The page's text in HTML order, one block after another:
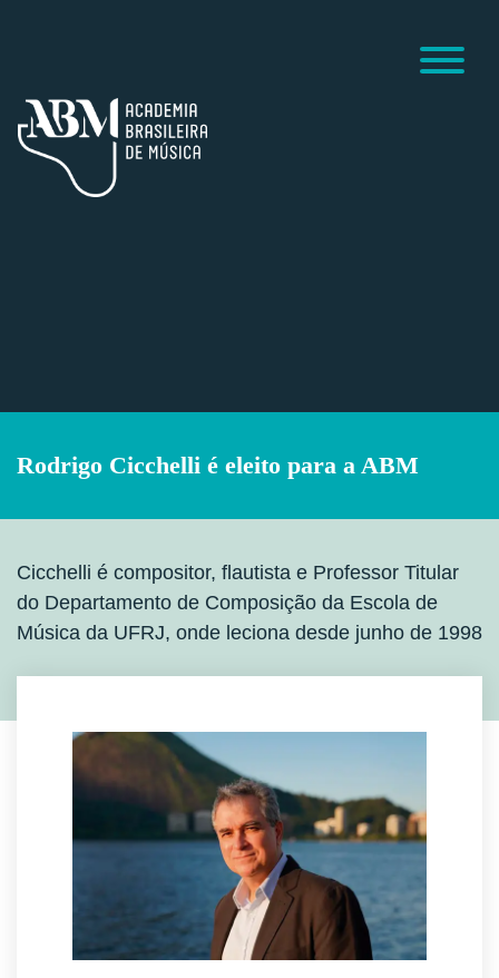
Rodrigo Cicchelli é eleito para a ABM
Cicchelli é compositor, flautista e Professor Titular
do Departamento de Composição da Escola de
Música da UFRJ, onde leciona desde junho de 1998